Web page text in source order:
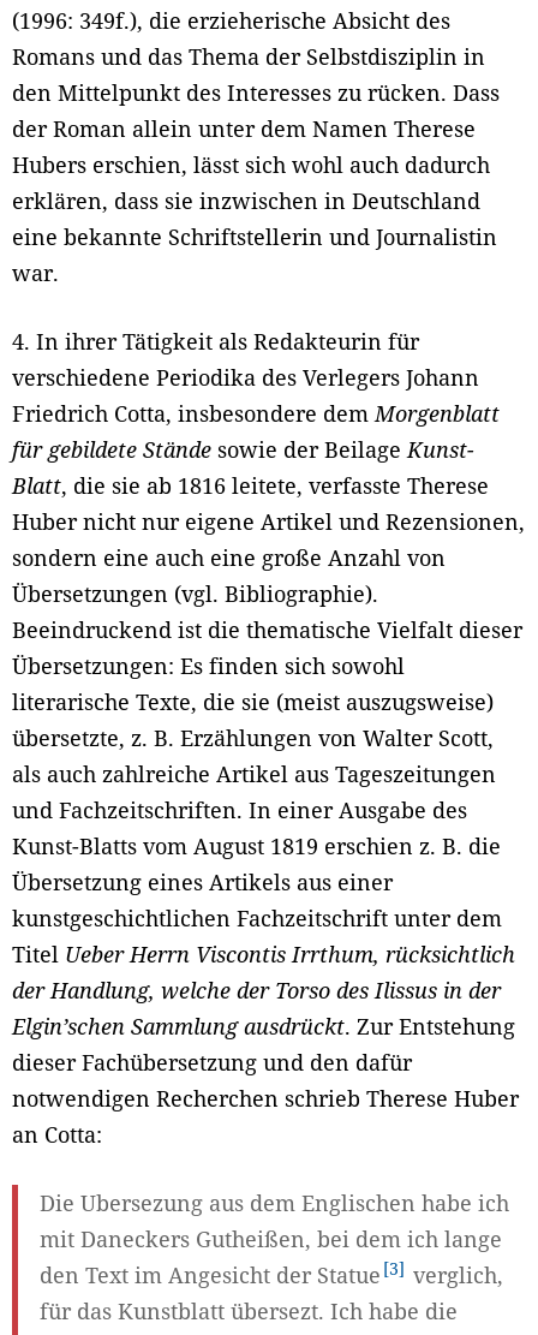
(1996: 349f.), die erzieherische Absicht des
Romans und das Thema der Selbstdisziplin in
den Mittelpunkt des Interesses zu rücken. Dass
der Roman allein unter dem Namen Therese
Hubers erschien, lässt sich wohl auch dadurch
erklären, dass sie inzwischen in Deutschland
eine bekannte Schriftstellerin und Journalistin
war.
4. In ihrer Tätigkeit als Redakteurin für
verschiedene Periodika des Verlegers Johann
Friedrich Cotta, insbesondere dem Morgenblatt
für gebildete Stände sowie der Beilage Kunst-
Blatt, die sie ab 1816 leitete, verfasste Therese
Huber nicht nur eigene Artikel und Rezensionen,
sondern eine auch eine große Anzahl von
Übersetzungen (vgl. Bibliographie).
Beeindruckend ist die thematische Vielfalt dieser
Übersetzungen: Es finden sich sowohl
literarische Texte, die sie (meist auszugsweise)
übersetzte, z. B. Erzählungen von Walter Scott,
als auch zahlreiche Artikel aus Tageszeitungen
und Fachzeitschriften. In einer Ausgabe des
Kunst-Blatts vom August 1819 erschien z. B. die
Übersetzung eines Artikels aus einer
kunstgeschichtlichen Fachzeitschrift unter dem
Titel Ueber Herrn Viscontis Irrthum, rücksichtlich
der Handlung, welche der Torso des Ilissus in der
Elgin’schen Sammlung ausdrückt. Zur Entstehung
dieser Fachübersetzung und den dafür
notwendigen Recherchen schrieb Therese Huber
an Cotta:
Die Ubersezung aus dem Englischen habe ich
mit Daneckers Gutheißen, bei dem ich lange
den Text im Angesicht der Statue 3
verglich,
für das Kunstblatt übersezt. Ich habe die